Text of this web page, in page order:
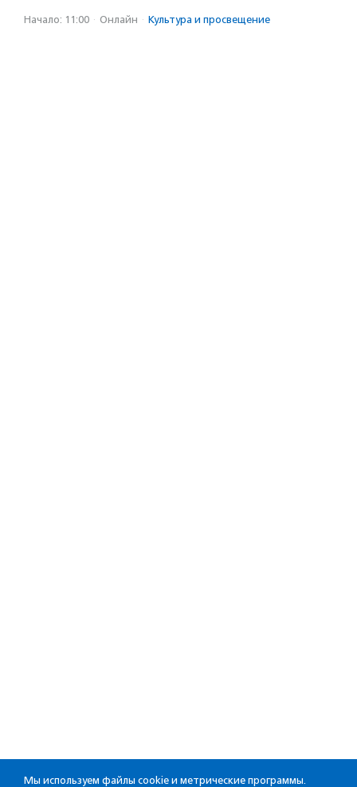
Начало: 11:00 · Онлайн · Культура и просвещение
Мы используем файлы cookie и метрические программы.